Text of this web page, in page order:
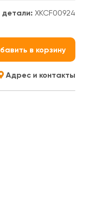
детали: XKCF00924
в корзину
Адрес и контакты